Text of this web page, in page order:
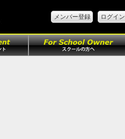
メンバー登録 ログイン